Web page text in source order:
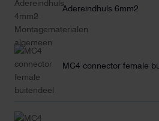
Adereindhuls 6mm2
MC4 connector female